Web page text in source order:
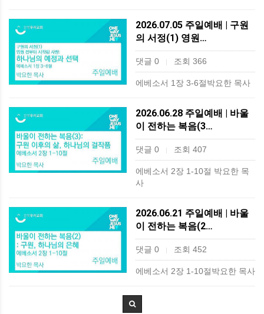
2026.07.05 주일예배 | 구원
의 서정(1) 영원…
댓글 0 | 조회 366
에베소서 1장 3-6절박요한 목사
2026.06.28 주일예배 | 바울
이 전하는 복음(3…
댓글 0 | 조회 407
에베소서 2장 1-10절 박요한 목
사
2026.06.21 주일예배 | 바울
이 전하는 복음(2…
댓글 0 | 조회 452
에베소서 2장 1-10절박요한 목사